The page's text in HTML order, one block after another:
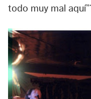
todo muy mal